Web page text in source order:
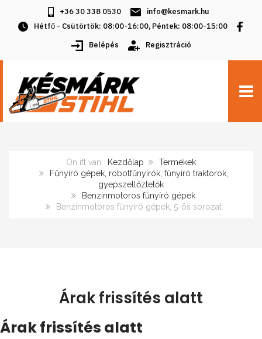
+36 30 338 0530
info@kesmark.hu
Hétfő - Csütörtök: 08:00-16:00, Péntek: 08:00-15:00
Belépés
Regisztráció
Ön itt van: Kezdőlap
Termékek
Fűnyíró gépek, robotfűnyírók, fűnyíró traktorok,
gyepszellőztetők
Benzinmotoros fűnyíró gépek
Benzinmotoros fűnyíró gépek, 5-ös sorozat
Árak frissítés alatt
Árak frissítés alatt